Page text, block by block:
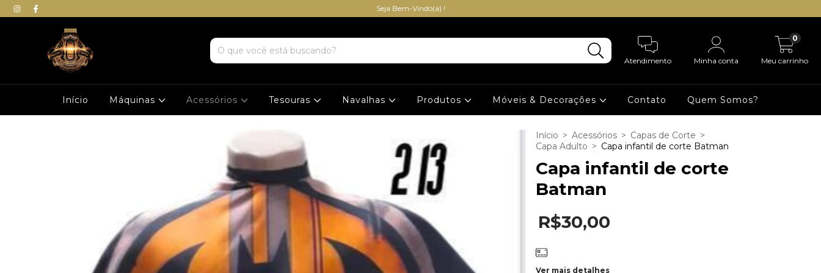
Seja Bem-Vindo(a) !
Atendimento Minha conta Meu carrinho
0
Início Máquinas Acessórios Tesouras Navalhas Produtos Móveis & Decorações Contato Quem Somos?
Início > Acessórios > Capas de Corte >
Capa Adulto > Capa infantil de corte Batman
Capa infantil de corte
Batman
R$30,00
Ver mais detalhes